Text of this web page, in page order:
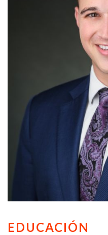
EDUCACIÓN